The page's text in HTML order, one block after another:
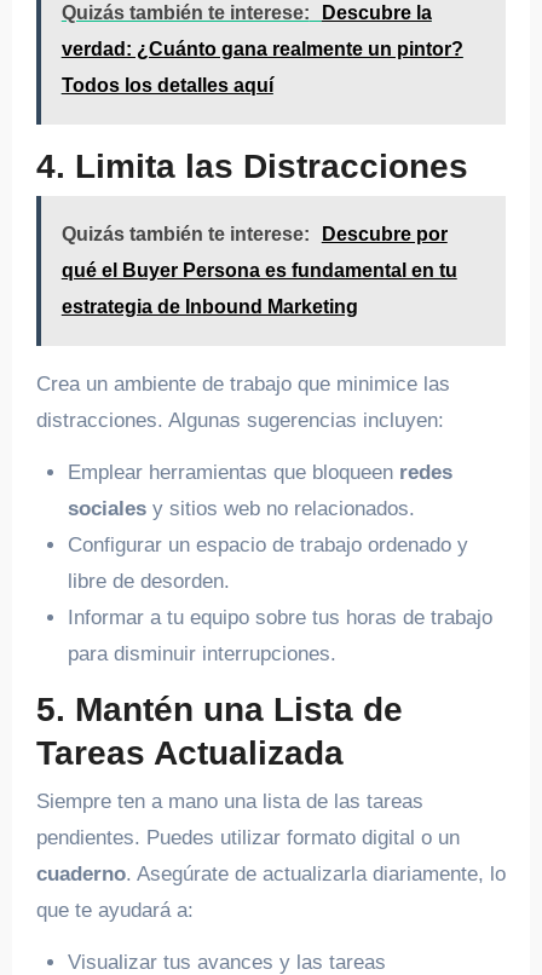
Quizás también te interese:
Descubre la
verdad: ¿Cuánto gana realmente un pintor?
Todos los detalles aquí
4. Limita las Distracciones
Quizás también te interese:
Descubre por
qué el Buyer Persona es fundamental en tu
estrategia de Inbound Marketing
Crea un ambiente de trabajo que minimice las
distracciones. Algunas sugerencias incluyen:
Emplear herramientas que bloqueen redes
socialesy sitios web no relacionados.
Configurar un espacio de trabajo ordenado y
libre de desorden.
Informar a tu equipo sobre tus horas de trabajo
para disminuir interrupciones.
5. Mantén una Lista de
Tareas Actualizada
Siempre ten a mano una lista de las tareas
pendientes. Puedes utilizar formato digital o un
cuaderno. Asegúrate de actualizarla diariamente, lo
que te ayudará a:
Visualizar tus avances y las tareas